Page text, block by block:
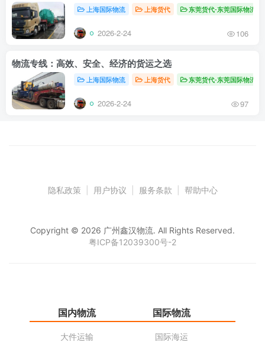
上海国际物流 上海货代 东莞货代-东莞国际物流
2026-2-24 106
物流专线：高效、安全、经济的货运之选
上海国际物流 上海货代 东莞货代-东莞国际物流
2026-2-24 97
隐私政策 用户协议 服务条款 帮助中心
Copyright © 2026 广州鑫汉物流. All Rights Reserved.
粤ICP备12039300号-2
国内物流
大件运输
国际物流
国际海运